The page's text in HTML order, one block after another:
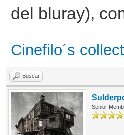
del bluray),
Cinefilo´s
Buscar
Senior